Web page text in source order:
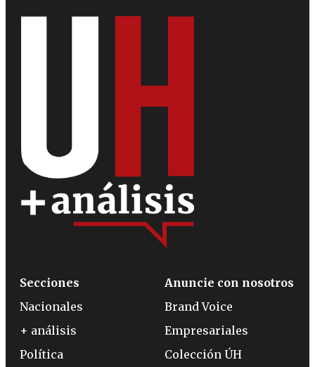
Secciones
Nacionales
+ análisis
Política
Anuncie con nosotros
Brand Voice
Empresariales
Colección ÚH